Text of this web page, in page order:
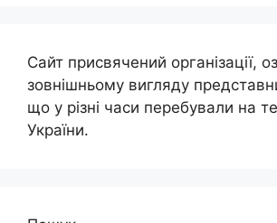
Сайт присвячений організації,
зовнішньому вигляду
що у різні часи перебували на
України.